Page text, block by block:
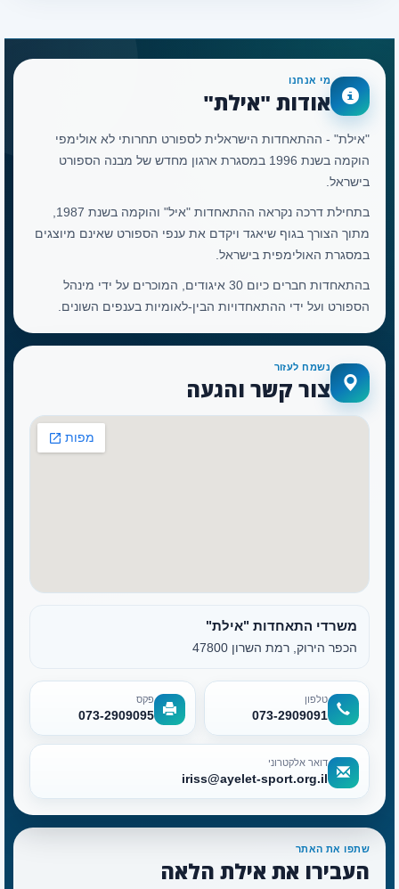
מי אנחנו
אודות "אילת"
"אילת" - ההתאחדות הישראלית לספורט תחרותי לא אולימפי
הוקמה בשנת 1996 במסגרת ארגון מחדש של מבנה הספורט
בישראל.
מתוך הצורך בגוף שיאגד ויקדם את ענפי הספורט שאינם מיוצגים
במסגרת האולימפית בישראל.
בהתאחדות חברים כיום 30 איגודים, המוכרים על ידי מינהל
הספורט ועל ידי ההתאחדויות הבין-לאומיות בענפים השונים.
נשמח לעזור
צור קשר והגעה
משרדי התאחדות "אילת"
הכפר הירוק, רמת השרון 47800
טלפון
073-2909091
פקס
073-2909095
דואר אלקטרוני
iriss@ayelet-sport.org.il
שתפו את האתר
העבירו את אילת הלאה